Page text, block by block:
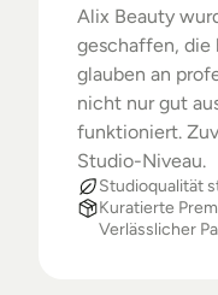
Alix Beauty
geschaffen, die
glauben an
nicht nur gut
funktioniert.
Studio-Niveau.
Studioqualität
Kuratierte
Verlässlicher